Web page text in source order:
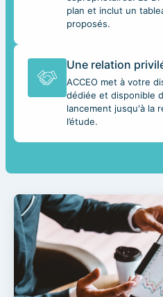
plan et inclut un
proposés.
Une relation
ACCEO met à votre
dédiée et disponible
lancement jusqu'à la
l’étude.